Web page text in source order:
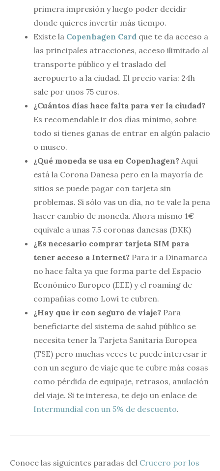
primera impresión y luego poder decidir
donde quieres invertir más tiempo.
Existe la Copenhagen Card que te da acceso a
las principales atracciones, acceso ilimitado al
transporte público y el traslado del
aeropuerto a la ciudad. El precio varía: 24h
sale por unos 75 euros.
¿Cuántos días hace falta para ver la ciudad?
Es recomendable ir dos días mínimo, sobre
todo si tienes ganas de entrar en algún palacio
o museo.
¿Qué moneda se usa en Copenhagen? Aquí
está la Corona Danesa pero en la mayoría de
sitios se puede pagar con tarjeta sin
problemas. Si sólo vas un día, no te vale la pena
hacer cambio de moneda. Ahora mismo 1€
equivale a unas 7.5 coronas danesas (DKK)
¿Es necesario comprar tarjeta SIM para
tener acceso a Internet? Para ir a Dinamarca
no hace falta ya que forma parte del Espacio
Económico Europeo (EEE) y el roaming de
compañías como Lowi te cubren.
¿Hay que ir con seguro de viaje? Para
beneficiarte del sistema de salud público se
necesita tener la Tarjeta Sanitaria Europea
(TSE) pero muchas veces te puede interesar ir
con un seguro de viaje que te cubre más cosas
como pérdida de equipaje, retrasos, anulación
del viaje. Si te interesa, te dejo un enlace de
Intermundial con un 5% de descuento.
Conoce las siguientes paradas del Crucero por los